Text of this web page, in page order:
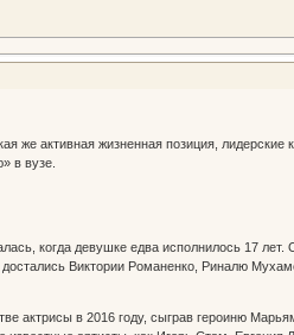
же активная жизненная позиция,
в вузе.
когда девушке едва исполнилось 17
Виктории Романенко, Риналю
актрисы в 2016 году, сыграв героиню